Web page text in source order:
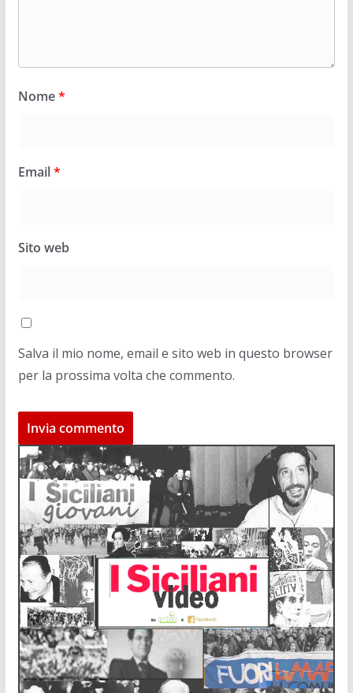
Nome*
Email*
Sito web
Salva il mio nome, email e sito web in questo browser
per la prossima volta che commento.